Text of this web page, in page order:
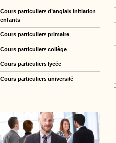
Cours particuliers d’anglais initiation
enfants
Cours particuliers primaire
Cours particuliers collège
Cours particuliers lycée
Cours particuliers université